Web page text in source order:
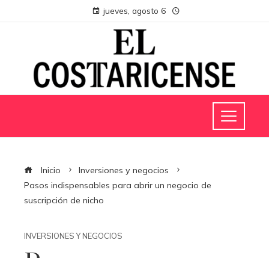
jueves, agosto 6
Inicio
Inversiones y negocios
Pasos indispensables para abrir un negocio de
suscripción de nicho
INVERSIONES Y NEGOCIOS